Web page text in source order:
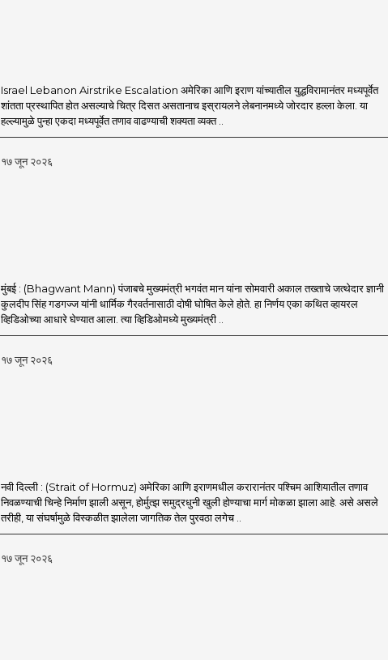
Israel Lebanon Airstrike Escalation अमेरिका आणि इराण यांच्यातील युद्धविरामानंतर मध्यपूर्वेत
शांतता प्रस्थापित होत असल्याचे चित्र दिसत असतानाच इस्रायलने लेबनानमध्ये जोरदार हल्ला केला. या
हल्ल्यामुळे पुन्हा एकदा मध्यपूर्वेत तणाव वाढण्याची शक्यता व्यक्त ..
१७ जून २०२६
मुंबई : (Bhagwant Mann) पंजाबचे मुख्यमंत्री भगवंत मान यांना सोमवारी अकाल तख्ताचे जत्थेदार ज्ञानी
कुलदीप सिंह गडगज्ज यांनी धार्मिक गैरवर्तनासाठी दोषी घोषित केले होते. हा निर्णय एका कथित व्हायरल
व्हिडिओच्या आधारे घेण्यात आला. त्या व्हिडिओमध्ये मुख्यमंत्री ..
१७ जून २०२६
नवी दिल्ली : (Strait of Hormuz) अमेरिका आणि इराणमधील करारानंतर पश्चिम आशियातील तणाव
निवळण्याची चिन्हे निर्माण झाली असून, होर्मुत्झ समुद्रधुनी खुली होण्याचा मार्ग मोकळा झाला आहे. असे असले
तरीही, या संघर्षामुळे विस्कळीत झालेला जागतिक तेल पुरवठा लगेच ..
१७ जून २०२६